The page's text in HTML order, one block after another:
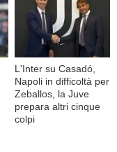
L'Inter su Casadó,
Napoli in difficoltà per
Zeballos, la Juve
prepara altri cinque
colpi